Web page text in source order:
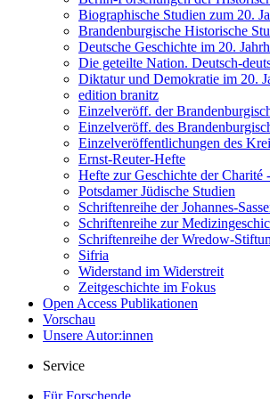
Biographische Studien zum 20.
Brandenburgische Historische
Deutsche Geschichte im 20.
Die geteilte Nation. Deutsch-
Diktatur und Demokratie im 20.
edition branitz
Einzelveröff. der
Einzelveröff. des
Einzelveröffentlichungen des
Ernst-Reuter-Hefte
Hefte zur Geschichte der
Potsdamer Jüdische Studien
Schriftenreihe der Johannes-
Schriftenreihe zur
Schriftenreihe der Wredow-
Sifria
Widerstand im Widerstreit
Zeitgeschichte im Fokus
Open Access Publikationen
Vorschau
Unsere Autor:innen
Service